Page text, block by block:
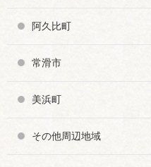
阿久比町
常滑市
美浜町
その他周辺地域